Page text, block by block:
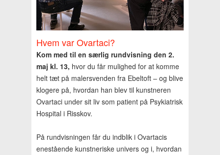
Hvem var Ovartaci?
Kom med til en særlig rundvisning den 2.
maj kl. 13, hvor du får mulighed for at komme
helt tæt på malersvenden fra Ebeltoft – og blive
klogere på, hvordan han blev til kunstneren
Ovartaci under sit liv som patient på Psykiatrisk
Hospital i Risskov.
På rundvisningen får du indblik i Ovartacis
enestående kunstneriske univers og i, hvordan